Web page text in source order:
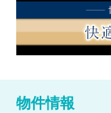
物件情報